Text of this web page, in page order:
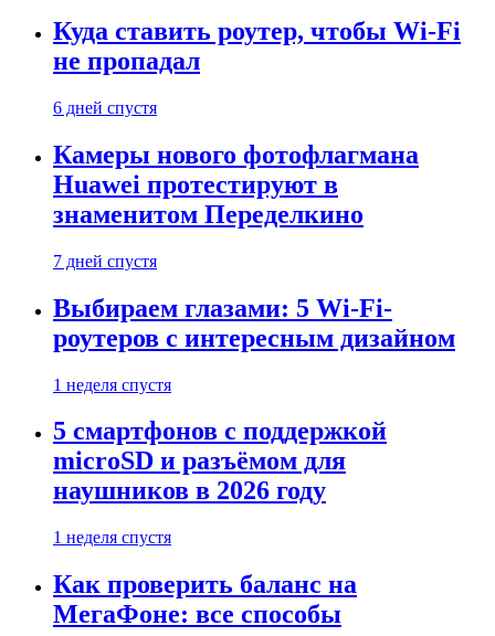
Куда ставить роутер, чтобы Wi-Fi
не пропадал
6 дней спустя
Камеры нового фотофлагмана
Huawei протестируют в
знаменитом Переделкино
7 дней спустя
Выбираем глазами: 5 Wi-Fi-
роутеров с интересным дизайном
1 неделя спустя
5 смартфонов с поддержкой
microSD и разъёмом для
наушников в 2026 году
1 неделя спустя
Как проверить баланс на
МегаФоне: все способы